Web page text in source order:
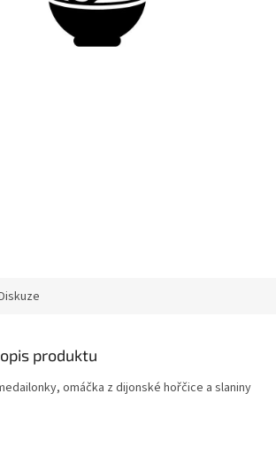
produktu
omáčka z dijonské hořčice a slaniny